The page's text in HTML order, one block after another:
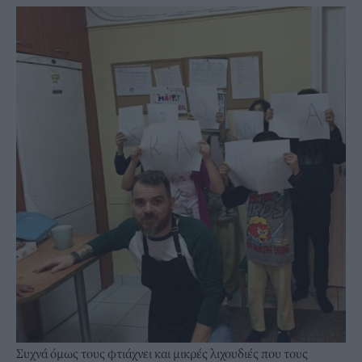
Συχνά όμως τους φτιάχνει και μικρές λιχουδιές που τους